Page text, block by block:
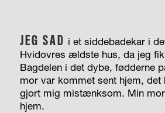
JEG SAD i et siddebadekar i
Hvidovres ældste hus, da jeg
Bagdelen i det dybe, fødderne
mor var kommet sent hjem, det
gjort mig mistænksom. Min
hjem.